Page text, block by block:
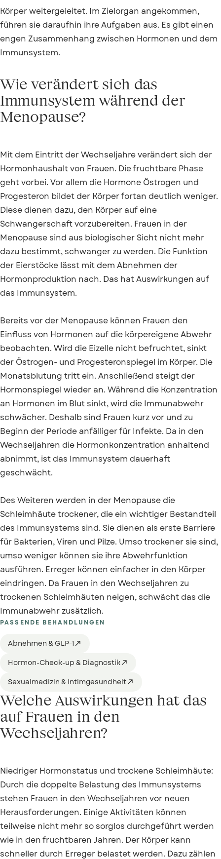
Körper weitergeleitet. Im Zielorgan angekommen,
führen sie daraufhin ihre Aufgaben aus. Es gibt einen
engen Zusammenhang zwischen Hormonen und dem
Immunsystem.
Wie verändert sich das
Immunsystem während der
Menopause?
Mit dem Eintritt der Wechseljahre verändert sich der
Hormonhaushalt von Frauen. Die fruchtbare Phase
geht vorbei. Vor allem die Hormone Östrogen und
Progesteron bildet der Körper fortan deutlich weniger.
Diese dienen dazu, den Körper auf eine
Schwangerschaft vorzubereiten. Frauen in der
Menopause sind aus biologischer Sicht nicht mehr
dazu bestimmt, schwanger zu werden. Die Funktion
der Eierstöcke lässt mit dem Abnehmen der
Hormonproduktion nach. Das hat Auswirkungen auf
das Immunsystem.
Bereits vor der Menopause können Frauen den
Einfluss von Hormonen auf die körpereigene Abwehr
beobachten. Wird die Eizelle nicht befruchtet, sinkt
der Östrogen- und Progesteronspiegel im Körper. Die
Monatsblutung tritt ein. Anschließend steigt der
Hormonspiegel wieder an. Während die Konzentration
an Hormonen im Blut sinkt, wird die Immunabwehr
schwächer. Deshalb sind Frauen kurz vor und zu
Beginn der Periode anfälliger für Infekte. Da in den
Wechseljahren die Hormonkonzentration anhaltend
abnimmt, ist das Immunsystem dauerhaft
geschwächt.
Des Weiteren werden in der Menopause die
Schleimhäute trockener, die ein wichtiger Bestandteil
des Immunsystems sind. Sie dienen als erste Barriere
für Bakterien, Viren und Pilze. Umso trockener sie sind,
umso weniger können sie ihre Abwehrfunktion
ausführen. Erreger können einfacher in den Körper
eindringen. Da Frauen in den Wechseljahren zu
trockenen Schleimhäuten neigen, schwächt das die
Immunabwehr zusätzlich.
PASSENDE BEHANDLUNGEN
Abnehmen & GLP-1 
Hormon-Check-up & Diagnostik
Sexualmedizin & Intimgesundheit
Welche Auswirkungen hat das
auf Frauen in den
Wechseljahren?
Niedriger Hormonstatus und trockene Schleimhäute:
Durch die doppelte Belastung des Immunsystems
stehen Frauen in den Wechseljahren vor neuen
Herausforderungen. Einige Aktivitäten können
teilweise nicht mehr so sorglos durchgeführt werden
wie in den fruchtbaren Jahren. Der Körper kann
schneller durch Erreger belastet werden. Dazu zählen